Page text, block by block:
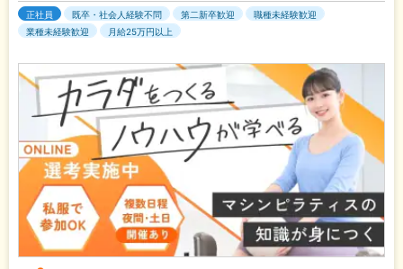
正社員 既卒・社会人経験不問 第二新卒歓迎
職種未経験歓迎
業種未経験歓迎
月給25万円以上